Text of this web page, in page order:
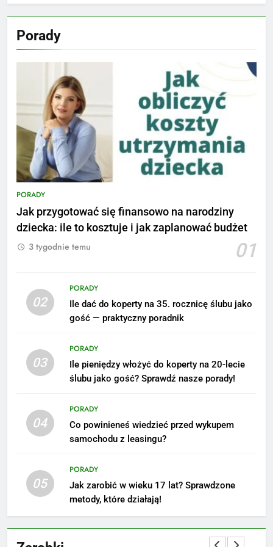
Porady
PORADY
Jak przygotować się finansowo na narodziny
dziecka: ile to kosztuje i jak zaplanować budżet
01
3 tygodnie temu
02
PORADY
Ile dać do koperty na 35. rocznicę ślubu jako
gość — praktyczny poradnik
03
PORADY
Ile pieniędzy włożyć do koperty na 20-lecie
ślubu jako gość? Sprawdź nasze porady!
04
PORADY
Co powinieneś wiedzieć przed wykupem
samochodu z leasingu?
05
PORADY
Jak zarobić w wieku 17 lat? Sprawdzone
metody, które działają!
5
Ile zarabia podolog: poznajmy
zainspirują
ZAROBKI
Jak przygotować się finansowo
na narodziny dziecka: ile to
PORADY